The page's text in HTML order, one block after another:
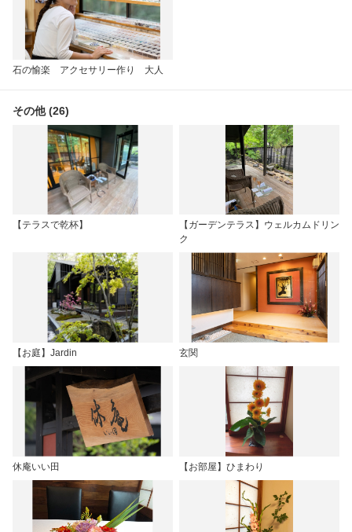
石の愉楽 アクセサリー作り 大人
その他 (26)
【テラスで乾杯】
【ガーデンテラス】ウェルカムドリン
ク
【お庭】Jardin 玄関
休庵いい田 【お部屋】ひまわり